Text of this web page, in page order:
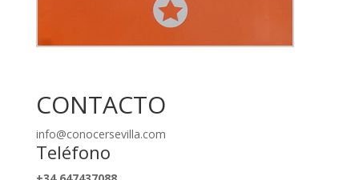
CONTACTO
info@conocersevilla.com
Teléfono